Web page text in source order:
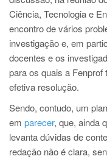
Ciência, Tecnologia e
encontro de vários
investigação e, em
docentes e os
para os quais a
efetiva resolução.
Sendo, contudo, um
em parecer, que, ainda
levanta dúvidas de
redação não é clara,